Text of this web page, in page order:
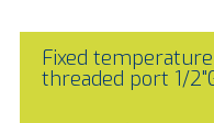
Fixed
threaded port 1/